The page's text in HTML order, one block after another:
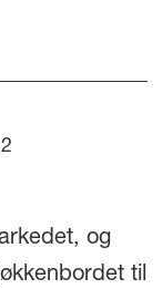
og
til